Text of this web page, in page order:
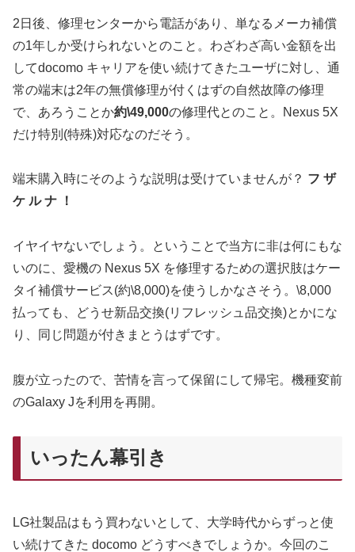
2日後、修理センターから電話があり、単なるメーカ補償
の1年しか受けられないとのこと。わざわざ高い金額を出
してdocomo キャリアを使い続けてきたユーザに対し、通
常の端末は2年の無償修理が付くはずの自然故障の修理
で、あろうことか約\49,000の修理代とのこと。Nexus 5X
だけ特別(特殊)対応なのだそう。
端末購入時にそのような説明は受けていませんが？ フ ザ
ケ ル ナ ！
イヤイヤないでしょう。ということで当方に非は何にもな
いのに、愛機の Nexus 5X を修理するための選択肢はケー
タイ補償サービス(約\8,000)を使うしかなさそう。\8,000
払っても、どうせ新品交換(リフレッシュ品交換)とかにな
り、同じ問題が付きまとうはずです。
腹が立ったので、苦情を言って保留にして帰宅。機種変前
のGalaxy Jを利用を再開。
いったん幕引き
LG社製品はもう買わないとして、大学時代からずっと使
い続けてきた docomo どうすべきでしょうか。今回のこ